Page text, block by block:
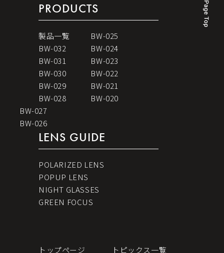
PRODUCTS
製品一覧
BW-032
BW-031
BW-030
BW-029
BW-028
BW-027
BW-026
BW-025
BW-024
BW-023
BW-022
BW-021
BW-020
LENS GUIDE
POLARIZED LENS
POPUP LENS
NIGHT GLASSES
GREEN FOCUS
トップページ トピックス一覧